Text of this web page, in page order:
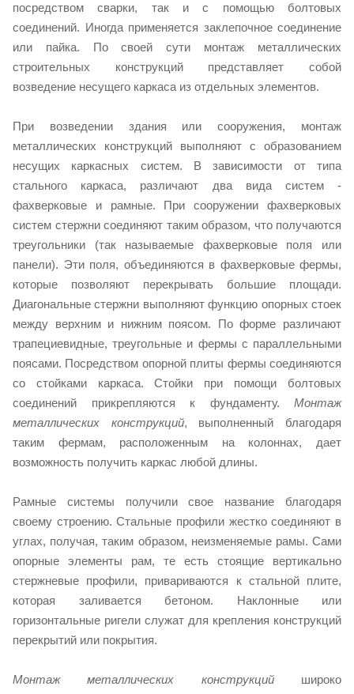
посредством сварки, так и с помощью болтовых
соединений. Иногда применяется заклепочное соединение
или пайка. По своей сути монтаж металлических
строительных конструкций представляет собой
возведение несущего каркаса из отдельных элементов.
При возведении здания или сооружения, монтаж
металлических конструкций выполняют с образованием
несущих каркасных систем. В зависимости от типа
стального каркаса, различают два вида систем -
фахверковые и рамные. При сооружении фахверковых
систем стержни соединяют таким образом, что получаются
треугольники (так называемые фахверковые поля или
панели). Эти поля, объединяются в фахверковые фермы,
которые позволяют перекрывать большие площади.
Диагональные стержни выполняют функцию опорных стоек
между верхним и нижним поясом. По форме различают
трапециевидные, треугольные и фермы с параллельными
поясами. Посредством опорной плиты фермы соединяются
со стойками каркаса. Стойки при помощи болтовых
соединений прикрепляются к фундаменту. Монтаж
металлических конструкций, выполненный благодаря
таким фермам, расположенным на колоннах, дает
возможность получить каркас любой длины.
Рамные системы получили свое название благодаря
своему строению. Стальные профили жестко соединяют в
углах, получая, таким образом, неизменяемые рамы. Сами
опорные элементы рам, те есть стоящие вертикально
стержневые профили, привариваются к стальной плите,
которая заливается бетоном. Наклонные или
горизонтальные ригели служат для крепления конструкций
перекрытий или покрытия.
Монтаж металлических конструкцийшироко